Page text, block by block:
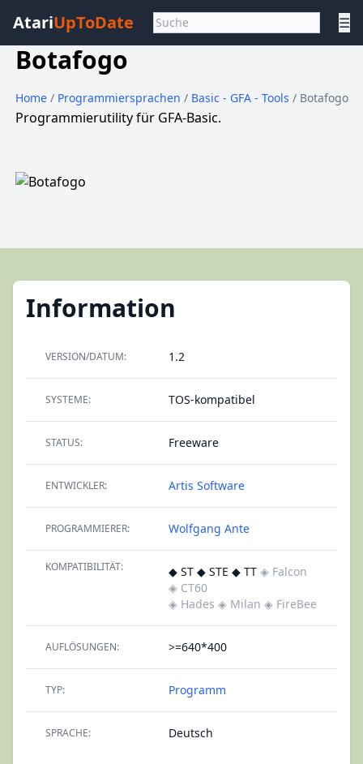
AtariUpToDate ☰
Botafogo
Home/ Programmiersprachen / Basic - GFA - Tools / Botafogo
Programmierutility für GFA-Basic.
Information
VERSION/DATUM: 1.2
SYSTEME: TOS-kompatibel
STATUS: Freeware
ENTWICKLER: Artis Software
PROGRAMMIERER: Wolfgang Ante
KOMPATIBILITÄT: ◆ ST ◆ STE ◆ TT ◈ Falcon
◈ CT60
◈ Hades ◈ Milan ◈ FireBee
AUFLÖSUNGEN: >=640*400
TYP: Programm
SPRACHE: Deutsch